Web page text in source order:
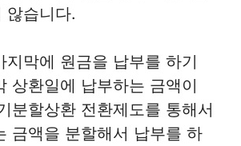
않습니다.
지막에 원금을 납부를 하기
상환일에 납부하는 금액이
분할상환 전환제도를 통해서
금액을 분할해서 납부를 하